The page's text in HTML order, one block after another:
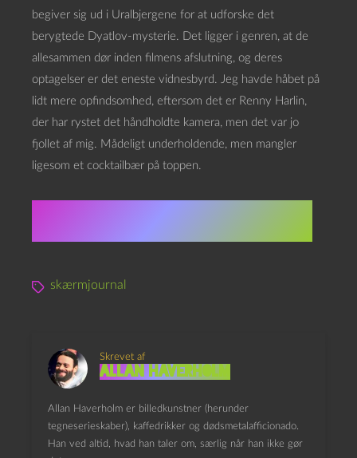
begiver sig ud i Uralbjergene for at udforske det
berygtede Dyatlov-mysterie. Det ligger i genren, at de
allesammen dør inden filmens afslutning, og deres
optagelser er det eneste vidnesbyrd. Jeg havde håbet på
lidt mere opfindsomhed, eftersom det er Renny Harlin,
der har rystet det håndholdte kamera, men det var jo
fjollet af mig. Mådeligt underholdende, men mangler
ligesom et cocktailbær på toppen.
skærmjournal
Skrevet af
Allan Haverholm
Allan Haverholm er billedkunstner (herunder
tegneserieskaber), kaffedrikker og dødsmetalafficionado.
Han ved altid, hvad han taler om, særlig når han ikke gør